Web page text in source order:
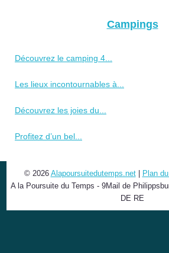
Campings
Découvrez le camping 4...
Les lieux incontournables à...
Découvrez les joies du...
Profitez d’un bel...
© 2026 Alapoursuitedutemps.net| Plan
A la Poursuite du Temps - 9Mail de
DE RE